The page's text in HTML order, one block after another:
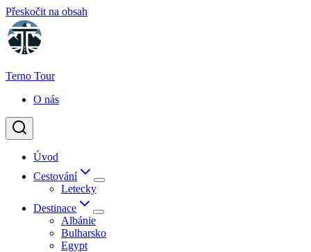
Přeskočit na obsah
Terno Tour
O nás
Úvod
Cestování
Letecky
Destinace
Albánie
Bulharsko
Egypt